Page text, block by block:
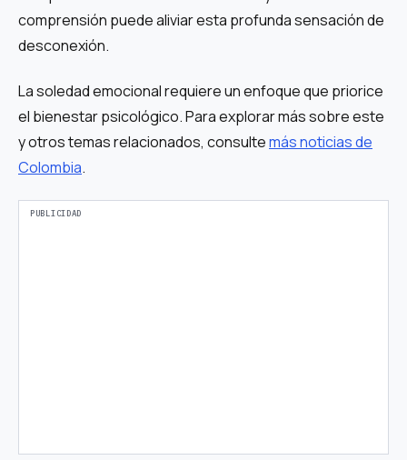
comprensión puede aliviar esta profunda sensación de
desconexión.
La soledad emocional requiere un enfoque que priorice
el bienestar psicológico. Para explorar más sobre este
y otros temas relacionados, consultemás noticias de
Colombia.